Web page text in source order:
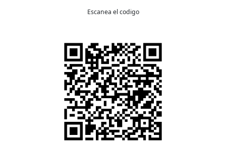
Escanea el codigo